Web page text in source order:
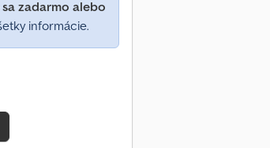
zadarmo alebo
informácie.